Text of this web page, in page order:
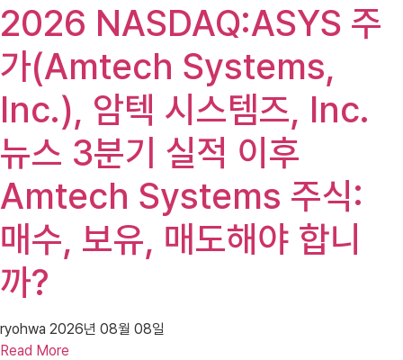
2026 NASDAQ:ASYS 주
가(Amtech Systems,
Inc.), 암텍 시스템즈, Inc.
뉴스 3분기 실적 이후
Amtech Systems 주식:
매수, 보유, 매도해야 합니
까?
ryohwa 2026년 08월 08일
Read More